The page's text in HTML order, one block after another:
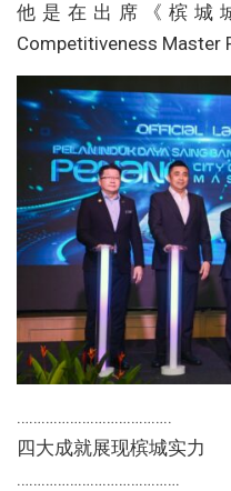
他是在出席《槟城
Competitiveness Master
………………………………..
四大成就展现槟城实力
………………………………….